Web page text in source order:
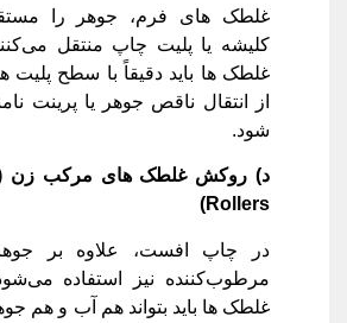
غلطک ‌های فرم، جوهر را
کلیشه یا پلیت چاپ منتقل
غلطک ‌ها باید دقیقاً با سطح پلیت
از انتقال ناقص جوهر یا پرینت
شود.
د) روکش غلطک‌ های مرکب ‌زن
Rollers)
در چاپ افست، علاوه بر
مرطوب‌کننده نیز استفاده
غلطک ‌ها باید بتواند هم آب و هم